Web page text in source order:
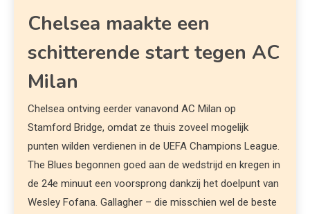
Chelsea maakte een
schitterende start tegen AC
Milan
Chelsea ontving eerder vanavond AC Milan op
Stamford Bridge, omdat ze thuis zoveel mogelijk
punten wilden verdienen in de UEFA Champions League.
The Blues begonnen goed aan de wedstrijd en kregen in
de 24e minuut een voorsprong dankzij het doelpunt van
Wesley Fofana. Gallagher – die misschien wel de beste